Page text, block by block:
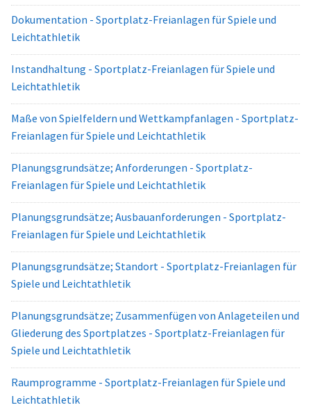
Dokumentation - Sportplatz-Freianlagen für Spiele und
Leichtathletik
Instandhaltung - Sportplatz-Freianlagen für Spiele und
Leichtathletik
Maße von Spielfeldern und Wettkampfanlagen - Sportplatz-
Freianlagen für Spiele und Leichtathletik
Planungsgrundsätze; Anforderungen - Sportplatz-
Freianlagen für Spiele und Leichtathletik
Planungsgrundsätze; Ausbauanforderungen - Sportplatz-
Freianlagen für Spiele und Leichtathletik
Planungsgrundsätze; Standort - Sportplatz-Freianlagen für
Spiele und Leichtathletik
Planungsgrundsätze; Zusammenfügen von Anlageteilen und
Gliederung des Sportplatzes - Sportplatz-Freianlagen für
Spiele und Leichtathletik
Raumprogramme - Sportplatz-Freianlagen für Spiele und
Leichtathletik